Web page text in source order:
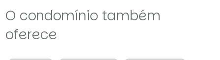
O condomínio também
oferece